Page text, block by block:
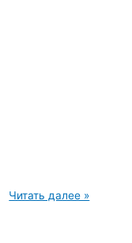
Йога
Читать далее »